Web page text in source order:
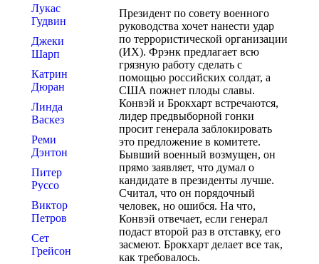
Президент по совету военного
руководства хочет нанести удар
по террористической организации
(ИХ). Фрэнк предлагает всю
грязную работу сделать с
помощью российских солдат, а
США пожнет плоды славы.
Конвэй и Брокхарт встречаются,
лидер предвыборной гонки
просит генерала заблокировать
это предложение в комитете.
Бывший военный возмущен, он
прямо заявляет, что думал о
кандидате в президенты лучше.
Считал, что он порядочный
человек, но ошибся. На что,
Конвэй отвечает, если генерал
подаст второй раз в отставку, его
засмеют. Брокхарт делает все так,
как требовалось.
Лукас
Гудвин
Джеки
Шарп
Катрин
Дюран
Линда
Васкез
Реми
Дэнтон
Питер
Руссо
Виктор
Петров
Сет
Грейсон